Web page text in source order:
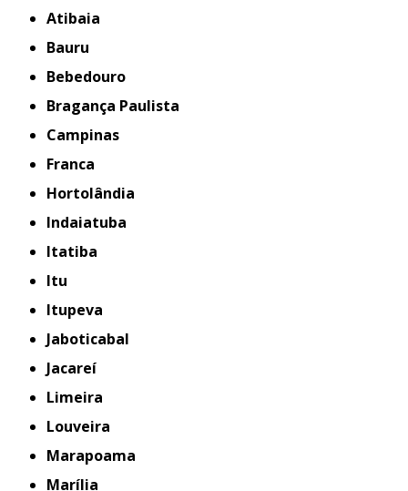
Atibaia
Bauru
Bebedouro
Bragança Paulista
Campinas
Franca
Hortolândia
Indaiatuba
Itatiba
Itu
Itupeva
Jaboticabal
Jacareí
Limeira
Louveira
Marapoama
Marília